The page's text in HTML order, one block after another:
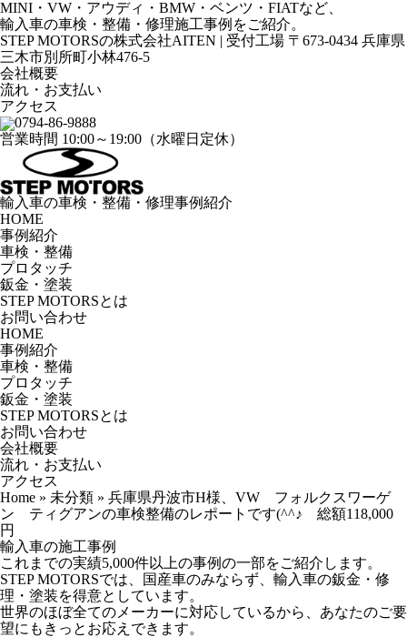
MINI・VW・アウディ・BMW・ベンツ・FIATなど、
輸入車の車検・整備・修理施工事例をご紹介。
STEP MOTORSの株式会社AITEN | 受付工場 〒673-0434 兵庫県
三木市別所町小林476-5
会社概要
流れ・お支払い
アクセス
0794-86-9888
営業時間 10:00～19:00（水曜日定休）
輸入車の車検・整備・修理事例紹介
HOME
事例紹介
車検・整備
プロタッチ
鈑金・塗装
STEP MOTORSとは
お問い合わせ
HOME
事例紹介
車検・整備
プロタッチ
鈑金・塗装
STEP MOTORSとは
お問い合わせ
会社概要
流れ・お支払い
アクセス
Home » 未分類 » 兵庫県丹波市H様、VW フォルクスワーゲ
ン ティグアンの車検整備のレポートです(^^♪ 総額118,000
円
輸入車の施工事例
これまでの実績5,000件以上の事例の一部をご紹介します。
STEP MOTORSでは、国産車のみならず、輸入車の鈑金・修
理・塗装を得意としています。
世界のほぼ全てのメーカーに対応しているから、あなたのご要
望にもきっとお応えできます。